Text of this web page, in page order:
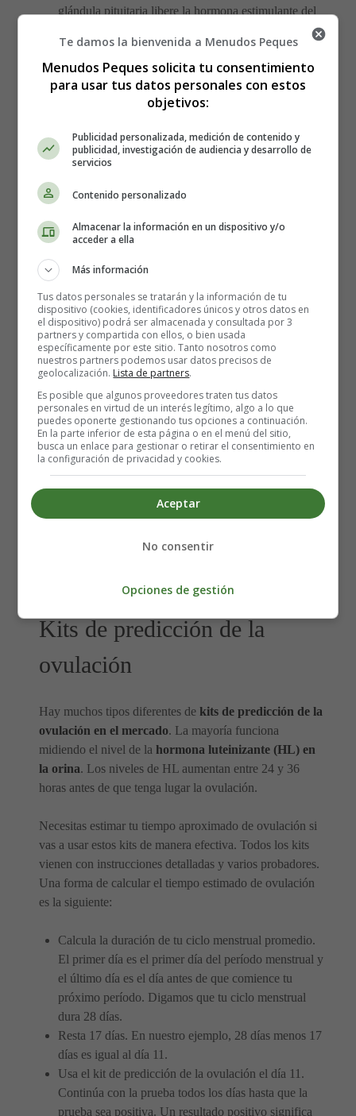
glándula pituitaria libere la hormona estimulante del
produzcan hasta 20 folículos. Cada folículo contiene
un óvulo inmaduro. Por lo general, solo un folículo
sobrevive hasta la madurez. Suponiendo que el ciclo
menstrual dura alrededor de 28 días, un solo óvulo
provoca el engrosamiento del revestimiento uterino
(endometrio) en preparación para un óvulo
Ovulación: el folículo en maduración provoca la
liberación de mayores cantidades de estrógeno. El
hipotálamo responde secretando una sustancia
gonadotropina (GnRH), que hace que la hipófisis
produzca hormona luteinizante (HL) y FSH. Los
altos niveles de HL desencadenan la ovulación en
aproximadamente dos días. El folículo maduro libera
el óvulo en la cavidad peritoneal; Luego se introduce
en el extremo abierto de la trompa de Falopio.
Pequeñas estructuras peludas dentro de la onda de las
trompas de Falopio "empujan" el óvulo hacia el
útero. A menos que el óvulo encuentre un
espermatozoide dentro de las 24 horas, morirá.
Fase lútea
: el folículo se convierte en el cuerpo lúteo,
una estructura que produce la hormona progesterona.
A menos que un óvulo fertilizado se implante en el
aporte de progesterona, el útero no puede mantener el
Kits de predicción de la
ovulación
Hay muchos tipos diferentes de kits de predicción de la
ovulación en el mercado. La mayoría funciona
midiendo el nivel de la hormona luteinizante (HL) en
la orina. Los niveles de HL aumentan entre 24 y 36
horas antes de que tenga lugar la ovulación.
Necesitas estimar tu tiempo aproximado de ovulación si
vas a usar estos kits de manera efectiva. Todos los kits
vienen con instrucciones detalladas y varios probadores.
Una forma de calcular el tiempo estimado de ovulación
es la siguiente:
Calcula la duración de tu ciclo menstrual promedio.
El primer día es el primer día del período menstrual y
el último día es el día antes de que comience tu
próximo período. Digamos que tu ciclo menstrual
dura 28 días.
Resta 17 días. En nuestro ejemplo, 28 días menos 17
días es igual al día 11.
Usa el kit de predicción de la ovulación el día 11.
Continúa con la prueba todos los días hasta que la
prueba sea positiva. Un resultado positivo significa
Te damos la bienvenida a Menudos Peques
Menudos Peques solicita tu consentimiento
para usar tus datos personales con estos
objetivos:
Publicidad personalizada, medición de contenido y
publicidad, investigación de audiencia y desarrollo de
servicios
Contenido personalizado
Almacenar la información en un dispositivo y/o
acceder a ella
Más información
Tus datos personales se tratarán y la información de tu
dispositivo (cookies, identificadores únicos y otros datos en
el dispositivo) podrá ser almacenada y consultada por 3
partners y compartida con ellos, o bien usada
específicamente por este sitio. Tanto nosotros como
nuestros partners podemos usar datos precisos de
geolocalización. Lista de partners.
Es posible que algunos proveedores traten tus datos
personales en virtud de un interés legítimo, algo a lo que
puedes oponerte gestionando tus opciones a continuación.
En la parte inferior de esta página o en el menú del sitio,
busca un enlace para gestionar o retirar el consentimiento en
la configuración de privacidad y cookies.
Aceptar
No consentir
Opciones de gestión